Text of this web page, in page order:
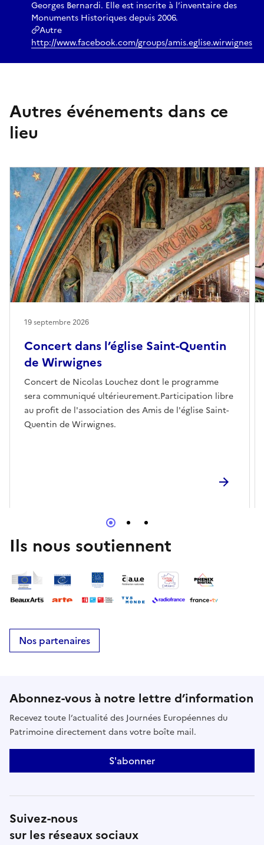
Georges Bernardi. Elle est inscrite à l’inventaire des
Monuments Historiques depuis 2006.
Autre
http://www.facebook.com/groups/amis.eglise.wirwignes
Autres événements dans ce
lieu
Concert dans l’église Saint-Quentin
de Wirwignes
Concert de Nicolas Louchez dont le programme
sera communiqué ultérieurement.Participation libre
au profit de l'association des Amis de l'église Saint-
Quentin de Wirwignes.
19 septembre 2026
Ils nous soutiennent
Nos partenaires
Abonnez-vous à notre lettre d’information
Recevez toute l’actualité des Journées Européennes du
Patrimoine directement dans votre boîte mail.
S'abonner
Suivez-nous
sur les réseaux sociaux